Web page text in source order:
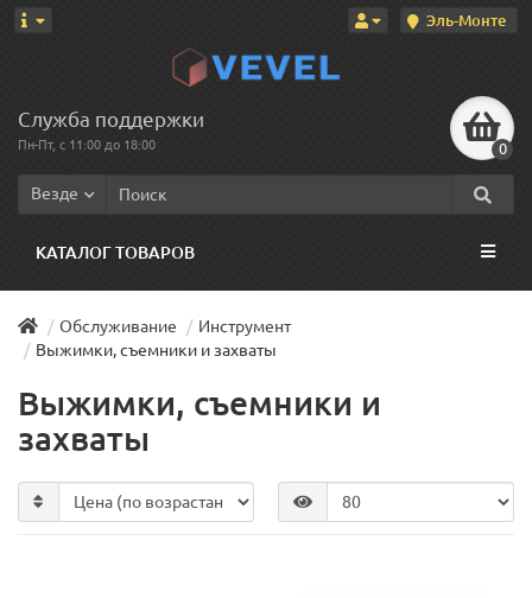
Эль-Монте
Служба поддержки
Пн-Пт, с 11:00 до 18:00 0
Везде
КАТАЛОГ ТОВАРОВ
Обслуживание
Инструмент
Выжимки, съемники и захваты
Выжимки, съемники и
захваты